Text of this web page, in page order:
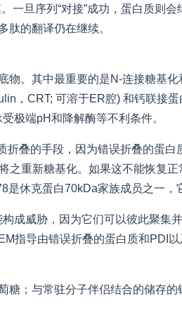
旦序列“对接”成功，蛋白质则
肽的翻译仍在继续。
。其中最重要的是N-连接糖基
，CRT; 可溶于ER腔) 和钙联接蛋
极端pH和降解酶等不利条件。
叠的手段，因为错误折叠的蛋
重新糖基化。如果这不能恢复
休克蛋白70kDa家族成员之一，
成威胁，因为它们可以彼此聚集
指导由错误折叠的蛋白质和PDI
；与常驻分子伴侣结合的储存